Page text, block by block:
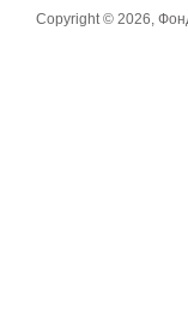
Copyright © 2026,